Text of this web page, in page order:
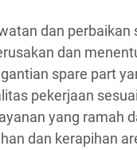
dan
dan
spare part
pekerjaan
yang ramah
dan kerapihan